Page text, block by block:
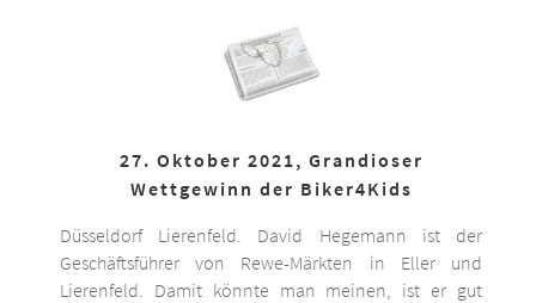
27. Oktober 2021, Grandioser
Wettgewinn der Biker4Kids
Düsseldorf Lierenfeld. David Hegemann ist der
Geschäftsführer von Rewe-Märkten in Eller und
Lierenfeld. Damit könnte man meinen, ist er gut